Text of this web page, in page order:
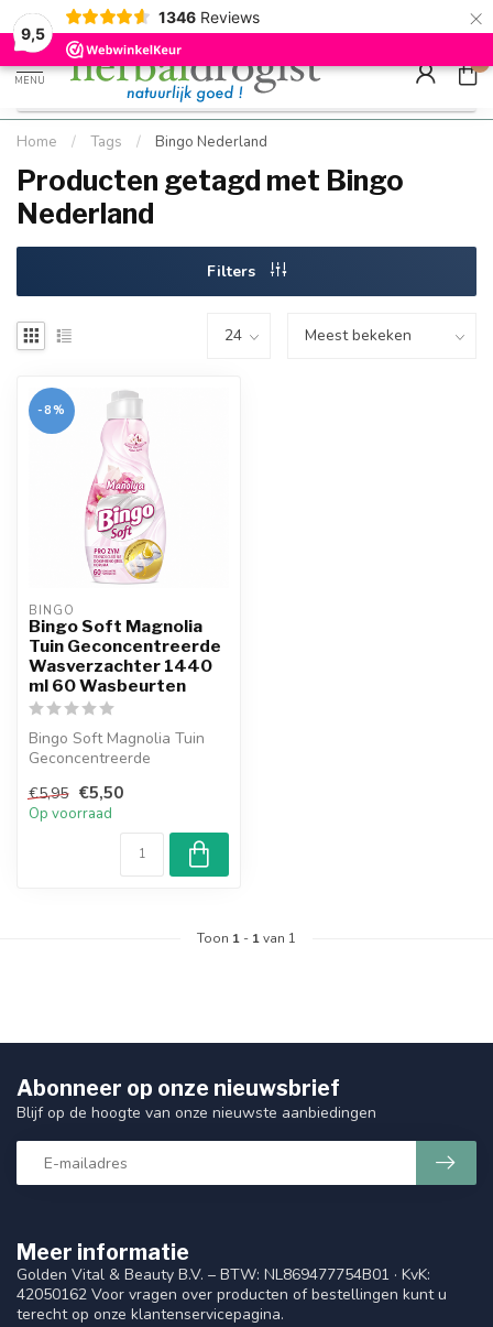
9,5
1346 Reviews ×
Kostenloser DE-Versand ab Mindestbestellwert |
Schnell geliefert
Minimum
Hızlı
MENU
0
Home / Tags / Bingo Nederland
Producten getagd met Bingo
Nederland
Filters
-8%
BINGO
Bingo Soft Magnolia
Tuin Geconcentreerde
Wasverzachter 1440
ml 60 Wasbeurten
Bingo Soft Magnolia Tuin
Geconcentreerde
biedt een elegant...
€5,95 €5,50
Op voorraad
Toon 1 - 1van 1
Meer informatie
Golden Vital & Beauty B.V. – BTW: NL869477754B01 · KvK:
42050162 Voor vragen over producten of bestellingen kunt u
terecht op onze klantenservicepagina.
Abonneer op onze nieuwsbrief
Blijf op de hoogte van onze nieuwste aanbiedingen